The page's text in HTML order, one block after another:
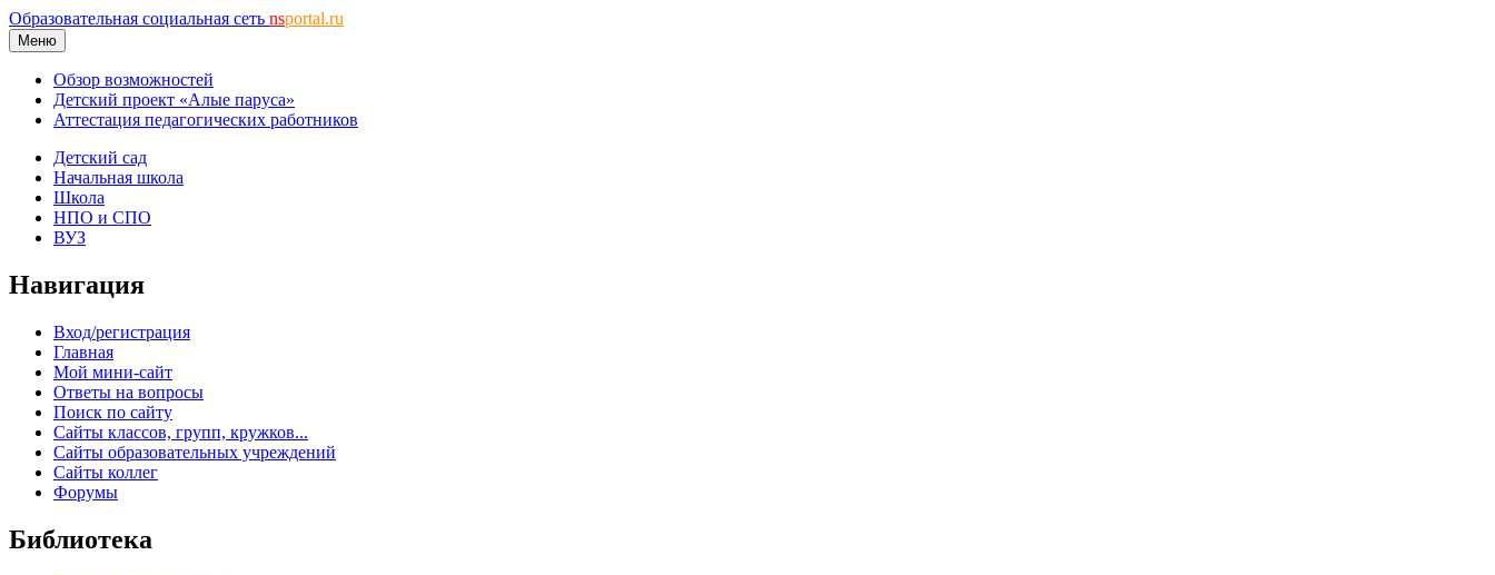
Образовательная социальная сеть nsportal.ru
Меню
Обзор возможностей
Детский проект «Алые паруса»
Аттестация педагогических работников
Детский сад
Начальная школа
Школа
НПО и СПО
ВУЗ
Навигация
Вход/регистрация
Главная
Мой мини-сайт
Ответы на вопросы
Поиск по сайту
Сайты классов, групп, кружков...
Сайты образовательных учреждений
Сайты коллег
Форумы
Библиотека